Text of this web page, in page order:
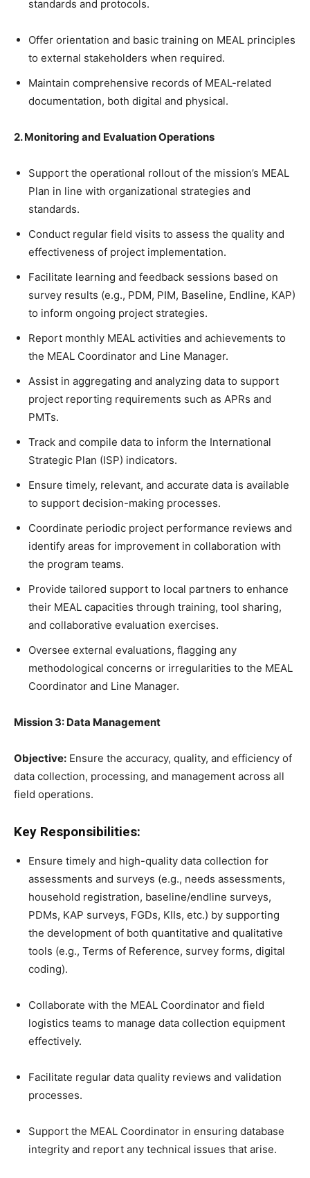
standards and protocols.
Offer orientation and basic training on MEAL principles
to external stakeholders when required.
Maintain comprehensive records of MEAL-related
documentation, both digital and physical.
2. Monitoring and Evaluation Operations
Support the operational rollout of the mission’s MEAL
Plan in line with organizational strategies and
standards.
Conduct regular field visits to assess the quality and
effectiveness of project implementation.
Facilitate learning and feedback sessions based on
survey results (e.g., PDM, PIM, Baseline, Endline, KAP)
to inform ongoing project strategies.
Report monthly MEAL activities and achievements to
the MEAL Coordinator and Line Manager.
Assist in aggregating and analyzing data to support
project reporting requirements such as APRs and
PMTs.
Track and compile data to inform the International
Strategic Plan (ISP) indicators.
Ensure timely, relevant, and accurate data is available
to support decision-making processes.
Coordinate periodic project performance reviews and
identify areas for improvement in collaboration with
the program teams.
Provide tailored support to local partners to enhance
their MEAL capacities through training, tool sharing,
and collaborative evaluation exercises.
Oversee external evaluations, flagging any
methodological concerns or irregularities to the MEAL
Coordinator and Line Manager.
Mission 3: Data Management
Objective: Ensure the accuracy, quality, and efficiency of
data collection, processing, and management across all
field operations.
Key Responsibilities:
Ensure timely and high-quality data collection for
assessments and surveys (e.g., needs assessments,
household registration, baseline/endline surveys,
PDMs, KAP surveys, FGDs, KIIs, etc.) by supporting
the development of both quantitative and qualitative
tools (e.g., Terms of Reference, survey forms, digital
coding).
Collaborate with the MEAL Coordinator and field
logistics teams to manage data collection equipment
effectively.
Facilitate regular data quality reviews and validation
processes.
Support the MEAL Coordinator in ensuring database
integrity and report any technical issues that arise.